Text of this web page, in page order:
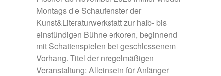
Montags die Schaufenster der
Kunst&Literaturwerkstatt zur halb- bis
einstündigen Bühne erkoren, beginnend
mit Schattenspielen bei geschlossenem
Vorhang. Titel der nregelmäßigen
Veranstaltung: Alleinsein für Anfänger